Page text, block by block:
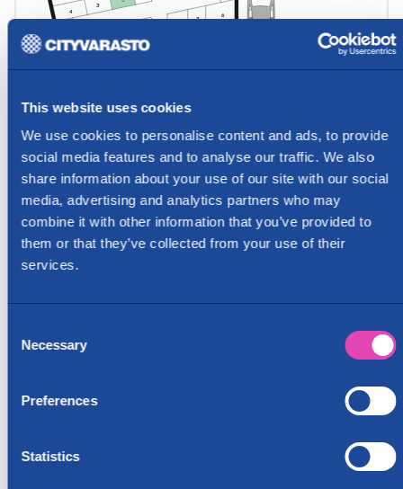
This website uses cookies
We use cookies to personalise content and ads, to provide
social media features and to analyse our traffic. We also
share information about your use of our site with our social
media, advertising and analytics partners who may
combine it with other information that you’ve provided to
them or that they’ve collected from your use of their
services.
Selection
Necessary
Preferences
Statistics